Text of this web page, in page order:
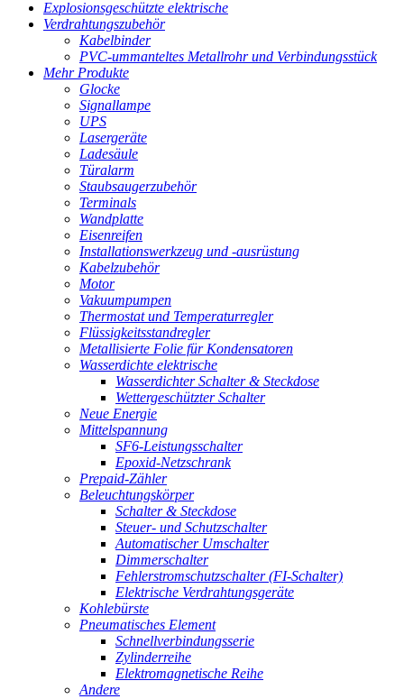
Explosionsgeschützte elektrische
Verdrahtungszubehör
Kabelbinder
PVC-ummanteltes Metallrohr und Verbindungsstück
Mehr Produkte
Glocke
Signallampe
UPS
Lasergeräte
Ladesäule
Türalarm
Staubsaugerzubehör
Terminals
Wandplatte
Eisenreifen
Installationswerkzeug und -ausrüstung
Kabelzubehör
Motor
Vakuumpumpen
Thermostat und Temperaturregler
Flüssigkeitsstandregler
Metallisierte Folie für Kondensatoren
Wasserdichte elektrische
Wasserdichter Schalter & Steckdose
Wettergeschützter Schalter
Neue Energie
Mittelspannung
SF6-Leistungsschalter
Epoxid-Netzschrank
Prepaid-Zähler
Beleuchtungskörper
Schalter & Steckdose
Steuer- und Schutzschalter
Automatischer Umschalter
Dimmerschalter
Fehlerstromschutzschalter (FI-Schalter)
Elektrische Verdrahtungsgeräte
Kohlebürste
Pneumatisches Element
Schnellverbindungsserie
Zylinderreihe
Elektromagnetische Reihe
Andere